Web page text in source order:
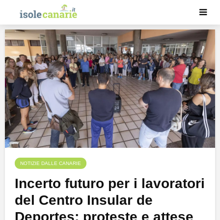
NOTIZIE DALLE CANARIE
Incerto futuro per i lavoratori
del Centro Insular de
Deportes: proteste e attese